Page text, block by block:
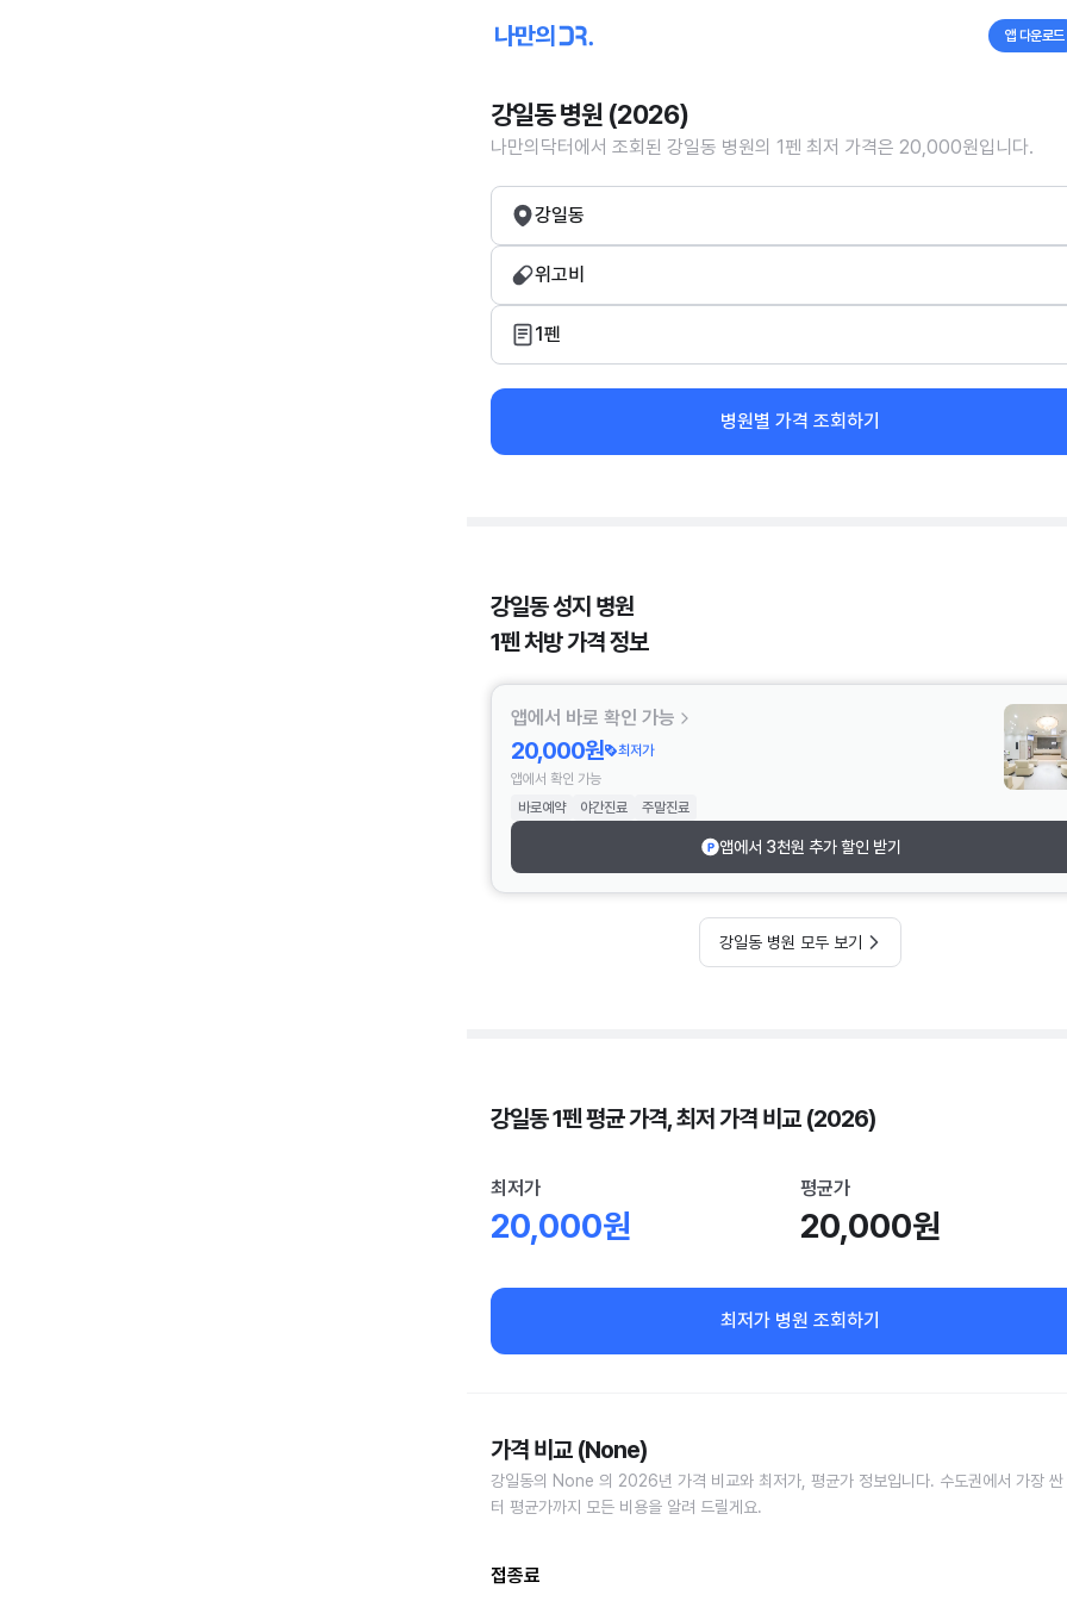
앱 다운로드
강일동 병원 (2026)
나만의닥터에서 조회된 강일동 병원의 1펜 최저 가격은 20,000원입니다.
강일동
위고비
1펜
병원별 가격 조회하기
강일동 성지 병원
1펜 처방 가격 정보
앱에서 바로 확인 가능
20,000원
최저가
앱에서 확인 가능
바로예약
야간진료 주말진료
앱에서 3천원 추가 할인 받기
강일동 병원 모두 보기
강일동 1펜 평균 가격, 최저 가격 비교 (2026)
최저가
20,000원
평균가
20,000원
최저가 병원 조회하기
가격 비교 (None)
강일동의 None 의 2026년 가격 비교와 최저가, 평균가 정보입니다. 수도권에서 가장 싼
터 평균가까지 모든 비용을 알려 드릴게요.
접종료